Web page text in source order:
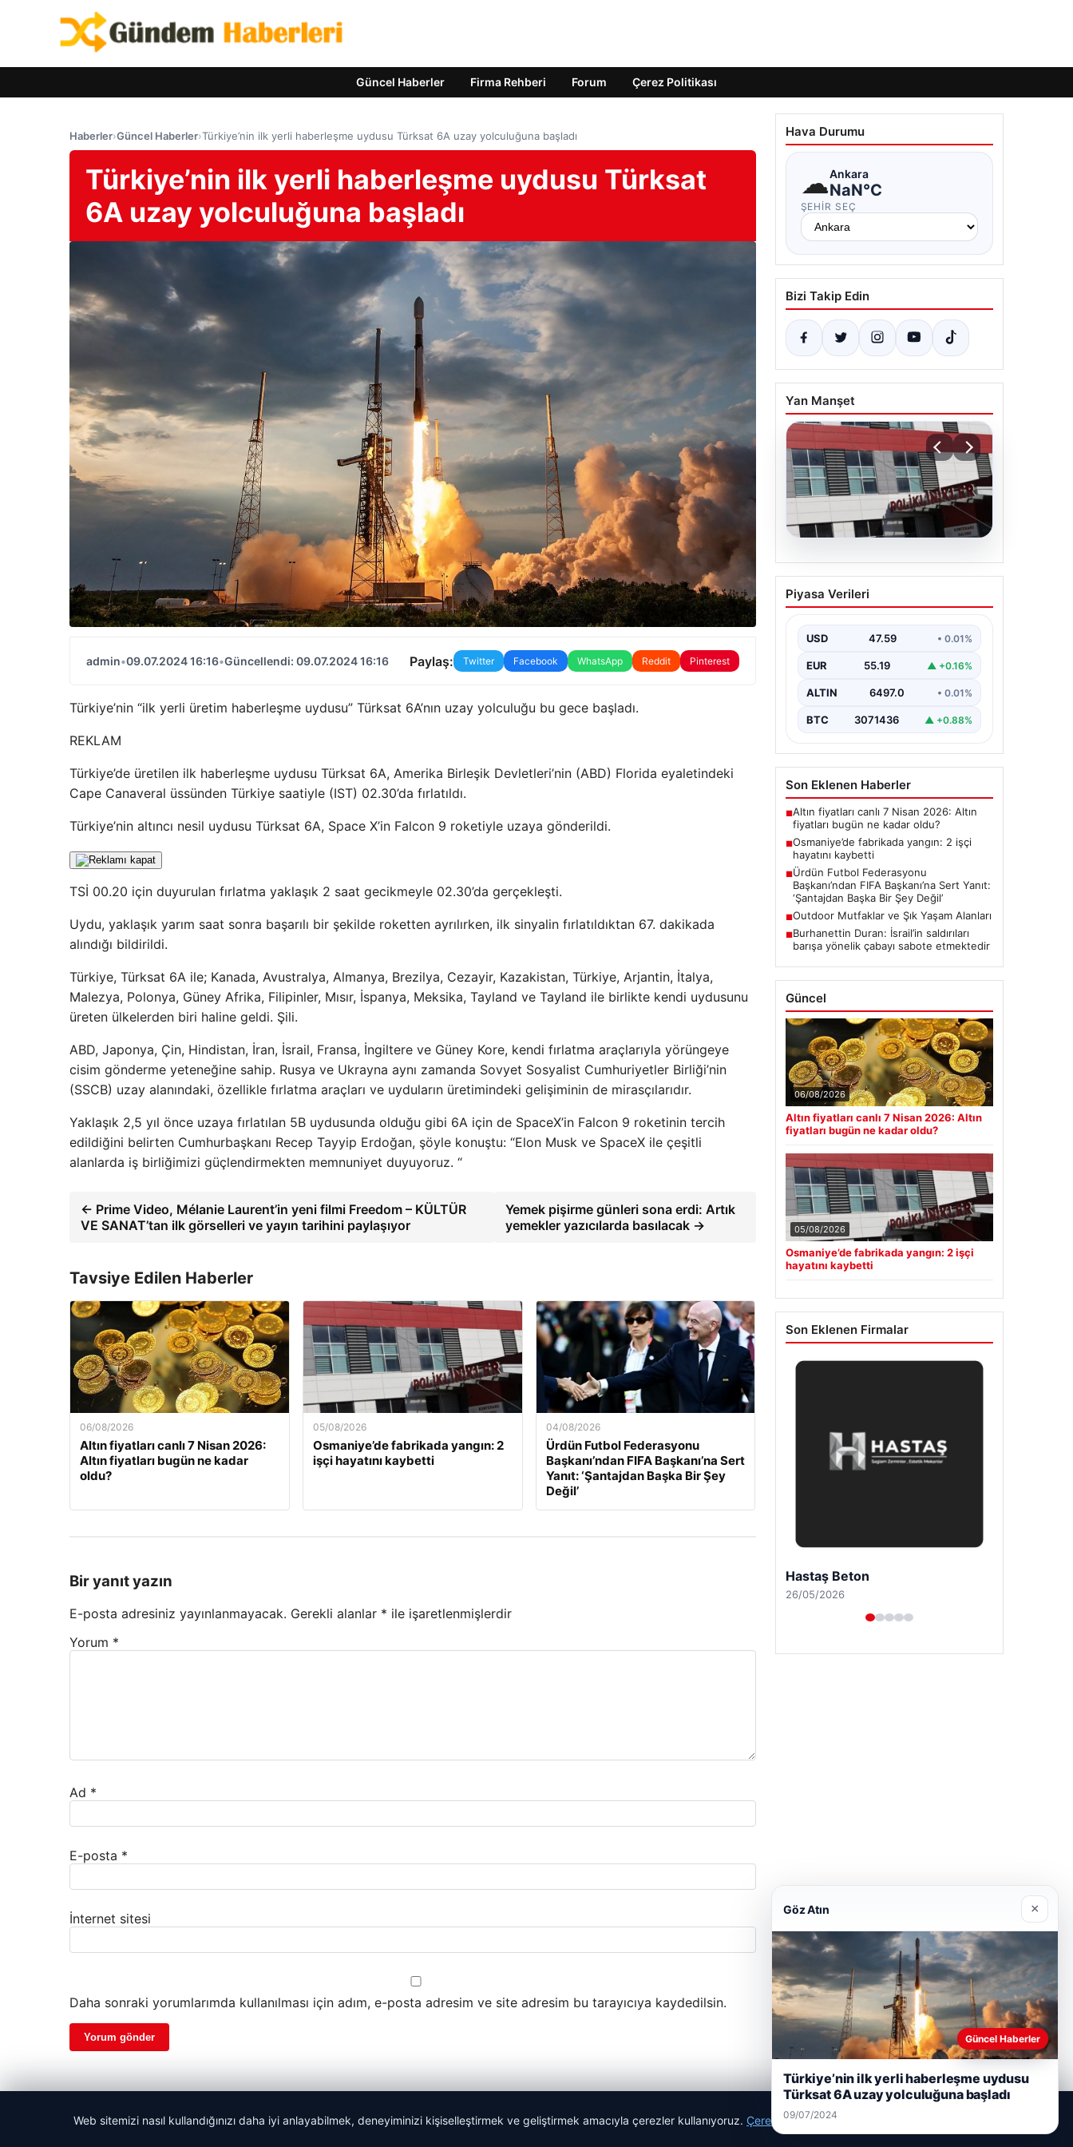
Güncel Haberler Firma Rehberi Forum Çerez Politikası
Haberler›Güncel Haberler›Türkiye’nin ilk yerli haberleşme uydusu Türksat 6A uzay yolculuğuna başladı
Türkiye’nin ilk yerli haberleşme uydusu Türksat
6A uzay yolculuğuna başladı
admin•09.07.2024 16:16•Güncellendi: 09.07.2024 16:16 Paylaş: Twitter Facebook WhatsApp Reddit Pinterest
Türkiye’nin “ilk yerli üretim haberleşme uydusu” Türksat 6A’nın uzay yolculuğu bu gece başladı.
REKLAM
Türkiye’de üretilen ilk haberleşme uydusu Türksat 6A, Amerika Birleşik Devletleri’nin (ABD) Florida eyaletindeki
Cape Canaveral üssünden Türkiye saatiyle (IST) 02.30’da fırlatıldı.
Türkiye’nin altıncı nesil uydusu Türksat 6A, Space X’in Falcon 9 roketiyle uzaya gönderildi.
TSİ 00.20 için duyurulan fırlatma yaklaşık 2 saat gecikmeyle 02.30’da gerçekleşti.
Uydu, yaklaşık yarım saat sonra başarılı bir şekilde roketten ayrılırken, ilk sinyalin fırlatıldıktan 67. dakikada
alındığı bildirildi.
Türkiye, Türksat 6A ile; Kanada, Avustralya, Almanya, Brezilya, Cezayir, Kazakistan, Türkiye, Arjantin, İtalya,
Malezya, Polonya, Güney Afrika, Filipinler, Mısır, İspanya, Meksika, Tayland ve Tayland ile birlikte kendi uydusunu
üreten ülkelerden biri haline geldi. Şili.
ABD, Japonya, Çin, Hindistan, İran, İsrail, Fransa, İngiltere ve Güney Kore, kendi fırlatma araçlarıyla yörüngeye
cisim gönderme yeteneğine sahip. Rusya ve Ukrayna aynı zamanda Sovyet Sosyalist Cumhuriyetler Birliği’nin
(SSCB) uzay alanındaki, özellikle fırlatma araçları ve uyduların üretimindeki gelişiminin de mirasçılarıdır.
Yaklaşık 2,5 yıl önce uzaya fırlatılan 5B uydusunda olduğu gibi 6A için de SpaceX’in Falcon 9 roketinin tercih
edildiğini belirten Cumhurbaşkanı Recep Tayyip Erdoğan, şöyle konuştu: “Elon Musk ve SpaceX ile çeşitli
alanlarda iş birliğimizi güçlendirmekten memnuniyet duyuyoruz. “
← Prime Video, Mélanie Laurent’in yeni filmi Freedom – KÜLTÜR
VE SANAT’tan ilk görselleri ve yayın tarihini paylaşıyor
Yemek pişirme günleri sona erdi: Artık
yemekler yazıcılarda basılacak →
Tavsiye Edilen Haberler
06/08/2026
Altın fiyatları canlı 7 Nisan 2026:
Altın fiyatları bugün ne kadar
oldu?
05/08/2026
Osmaniye’de fabrikada yangın: 2
işçi hayatını kaybetti
04/08/2026
Ürdün Futbol Federasyonu
Başkanı’ndan FIFA Başkanı’na Sert
Yanıt: ‘Şantajdan Başka Bir Şey
Değil’
Bir yanıt yazın
E-posta adresiniz yayınlanmayacak. Gerekli alanlar * ile işaretlenmişlerdir
Yorum *
Ad *
E-posta *
İnternet sitesi
Daha sonraki yorumlarımda kullanılması için adım, e-posta adresim ve site adresim bu tarayıcıya kaydedilsin.
Hava Durumu
☁Ankara
NaN°C
ŞEHIR SEÇ
Bizi Takip Edin
Yan Manşet
05.08.2026
Osmaniye’de fabrikada
yangın: 2 işçi hayatını
Piyasa Verileri
USD 47.59 • 0.01%
EUR 55.19 ▲ +0.16%
ALTIN 6497.0 • 0.01%
BTC 3071436 ▲ +0.88%
Son Eklenen Haberler
■Altın fiyatları canlı 7 Nisan 2026: Altın
fiyatları bugün ne kadar oldu?
■Osmaniye’de fabrikada yangın: 2 işçi
hayatını kaybetti
■Ürdün Futbol Federasyonu
Başkanı’ndan FIFA Başkanı’na Sert Yanıt:
‘Şantajdan Başka Bir Şey Değil’
■Outdoor Mutfaklar ve Şık Yaşam Alanları
■Burhanettin Duran: İsrail’in saldırıları
barışa yönelik çabayı sabote etmektedir
Güncel
06/08/2026
Altın fiyatları canlı 7 Nisan 2026: Altın
fiyatları bugün ne kadar oldu?
05/08/2026
Osmaniye’de fabrikada yangın: 2 işçi
hayatını kaybetti
Son Eklenen Firmalar
Enes Kaplan Avukatlık Bürosu
28/04/2026
© 2026 Gündem Haberleri
Web sitemizi nasıl kullandığınızı daha iyi anlayabilmek, deneyiminizi kişiselleştirmek ve geliştirmek amacıyla çerezler kullanıyoruz. Çerez Politikamız
Göz Atın ×
Güncel Haberler
Türkiye’nin ilk yerli haberleşme uydusu
Türksat 6A uzay yolculuğuna başladı
09/07/2024